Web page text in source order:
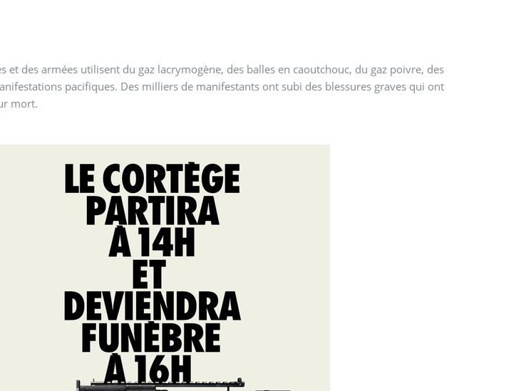
et des armées utilisent du gaz lacrymogène, des balles en caoutchouc, du gaz poivre, des
pacifiques. Des milliers de manifestants ont subi des blessures graves qui ont
mort.